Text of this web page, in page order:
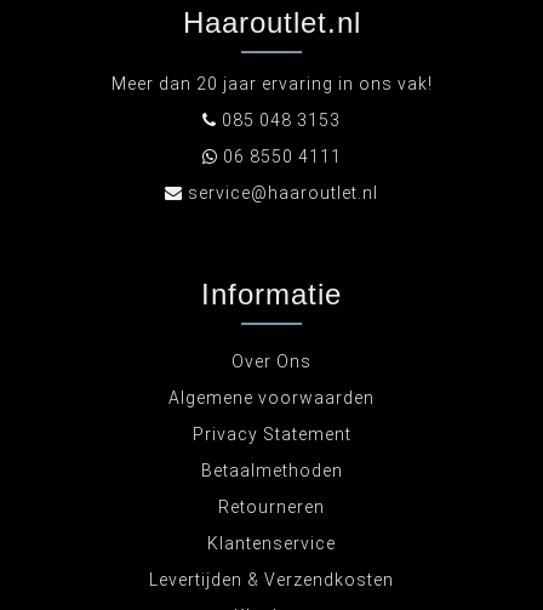
Haaroutlet.nl
Meer dan 20 jaar ervaring in ons vak!
085 048 3153
06 8550 4111
service@haaroutlet.nl
Informatie
Over Ons
Algemene voorwaarden
Privacy Statement
Betaalmethoden
Retourneren
Klantenservice
Levertijden & Verzendkosten